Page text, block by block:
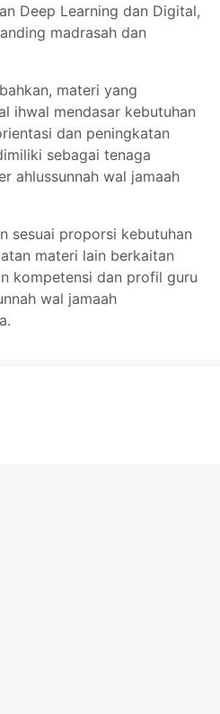
Deep Learning dan Digital,
madrasah dan
materi yang
ihwal mendasar kebutuhan
dan peningkatan
sebagai tenaga
ahlussunnah wal jamaah
sesuai proporsi kebutuhan
materi lain berkaitan
kompetensi dan profil guru
wal jamaah